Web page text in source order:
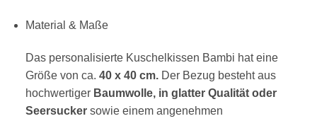
Material & Maße
Das personalisierte Kuschelkissen Bambi hat eine
Größe von ca. 40 x 40 cm. Der Bezug besteht aus
hochwertiger Baumwolle, in glatter Qualität oder
Seersuckersowie einem angenehmen